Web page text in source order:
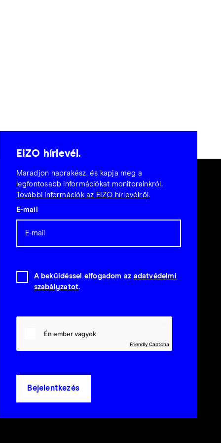
EIZO hírlevél.
Maradjon naprakész, és kapja meg a
legfontosabb információkat monitorainkról.
További információk az EIZO hírlevélről.
E-mail
A beküldéssel elfogadom az adatvédelmi
szabályzatot.
Friendly Captcha
Bejelentkezés